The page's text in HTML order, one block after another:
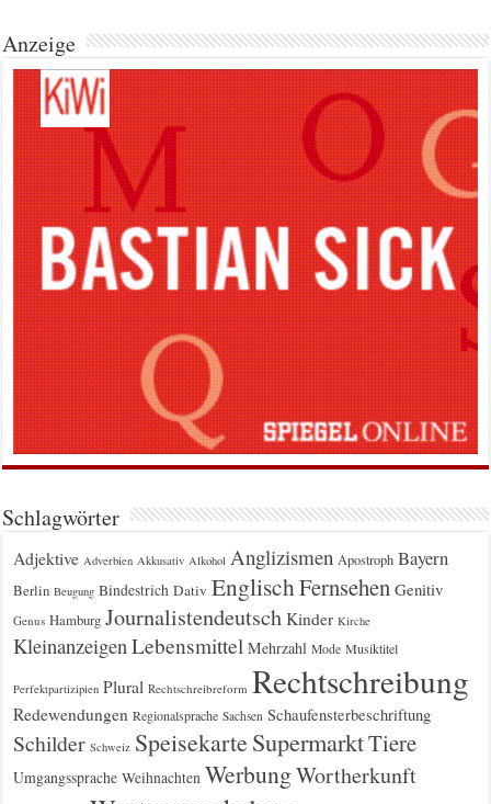
Anzeige
Schlagwörter
Adjektive Adverbien Akkusativ Alkohol Anglizismen Apostroph Bayern
Berlin Beugung Bindestrich Dativ EnglischFernsehen Genitiv
Genus Hamburg Journalistendeutsch Kinder Kirche
Kleinanzeigen Lebensmittel Mehrzahl Mode Musiktitel
Perfektpartizipien Plural Rechtschreibreform Rechtschreibung
Redewendungen Regionalsprache Sachsen Schaufensterbeschriftung
Schilder Schweiz Speisekarte SupermarktTiere
Umgangssprache Weihnachten WerbungWortherkunft